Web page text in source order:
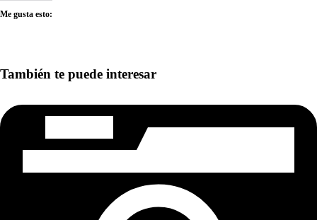
Me gusta esto:
También te puede interesar